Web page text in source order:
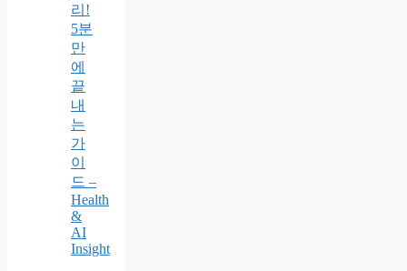
리!
5분
만
에
끝
내
는
가
이
드 –
Health
&
AI
Insight